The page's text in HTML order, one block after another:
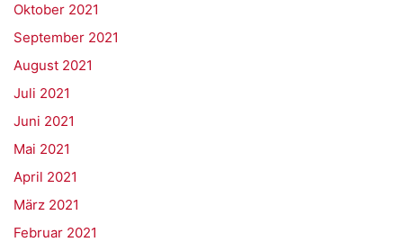
Oktober 2021
September 2021
August 2021
Juli 2021
Juni 2021
Mai 2021
April 2021
März 2021
Februar 2021